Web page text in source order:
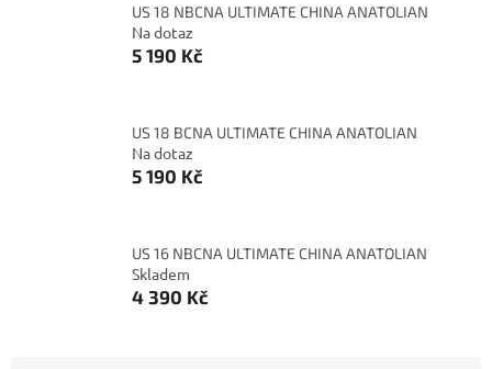
US 18 NBCNA ULTIMATE CHINA ANATOLIAN
Na dotaz
5 190 Kč
US 18 BCNA ULTIMATE CHINA ANATOLIAN
Na dotaz
5 190 Kč
US 16 NBCNA ULTIMATE CHINA ANATOLIAN
Skladem
4 390 Kč